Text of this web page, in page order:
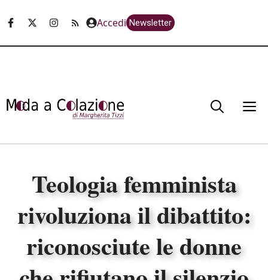
Accedi Newsletter
Teologia femminista
rivoluziona il dibattito:
riconosciute le donne